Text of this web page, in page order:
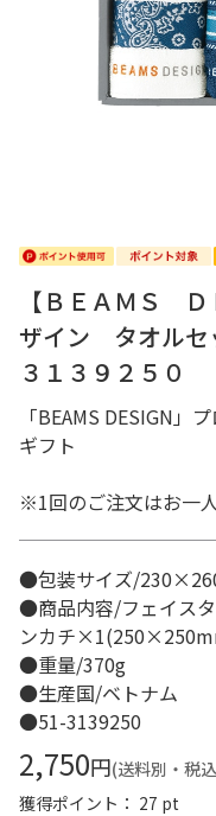
【ＢＥＡＭＳ
ザイン タオルセ
３１３９２５０
「BEAMS DESIGN」
ギフト
※1回のご注文はお一
●包装サイズ/
●商品内容/フェイス
ンカチ
●重量/370g
●生産国/ベトナム
●51-3139250
2,750円(送料別・税
獲得ポイント： 27 pt